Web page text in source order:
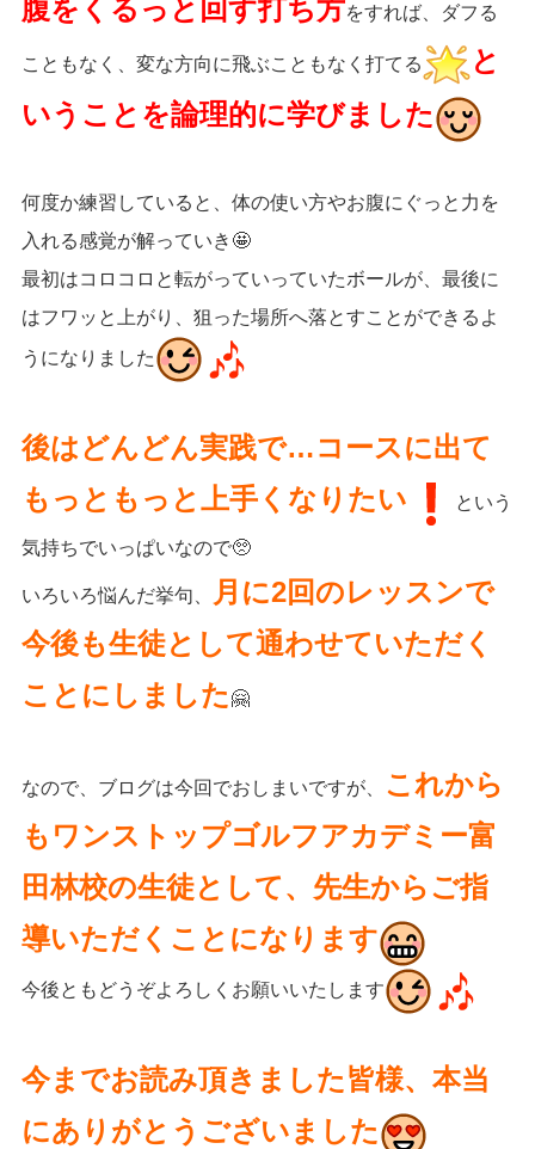
腹をくるっと回す打ち方をすれば、ダフる
こともなく、変な方向に飛ぶこともなく打てる
と
いうことを論理的に学びました
何度か練習していると、体の使い方やお腹にぐっと力を
入れる感覚が解っていき🤩
最初はコロコロと転がっていっていたボールが、最後に
はフワッと上がり、狙った場所へ落とすことができるよ
うになりました
後はどんどん実践で…コースに出て
もっともっと上手くなりたい
️という
気持ちでいっぱいなので🥺
いろいろ悩んだ挙句、
月に2回のレッスンで
今後も生徒として通わせていただく
ことにしました 🤗
なので、ブログは今回でおしまいですが、
これから
もワンストップゴルフアカデミー富
田林校の生徒として、先生からご指
導いただくことになります
今後ともどうぞよろしくお願いいたします
今までお読み頂きました皆様、本当
にありがとうございました